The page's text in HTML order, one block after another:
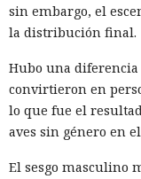
sin embargo, el
la distribución final.
Hubo una diferencia
convirtieron en
lo que fue el
aves sin género en
El sesgo masculino